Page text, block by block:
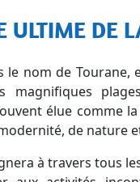
ULTIME DE
le nom de
élue comme
de nature
à travers tous